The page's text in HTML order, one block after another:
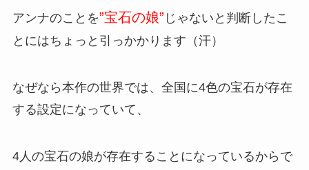
アンナのことを”宝石の娘” じゃないと判断したこ
とにはちょっと引っかかります（汗）
なぜなら本作の世界では、全国に4色の宝石が存在
する設定になっていて、
4人の宝石の娘が存在することになっているからで